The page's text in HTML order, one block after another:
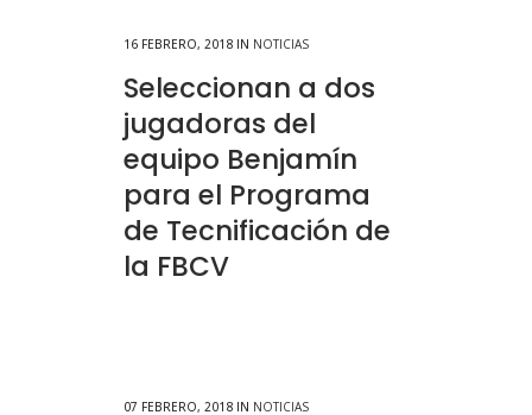
16 FEBRERO, 2018 IN NOTICIAS
Seleccionan a dos
jugadoras del
equipo Benjamín
para el Programa
de Tecnificación de
la FBCV
07 FEBRERO, 2018 IN NOTICIAS